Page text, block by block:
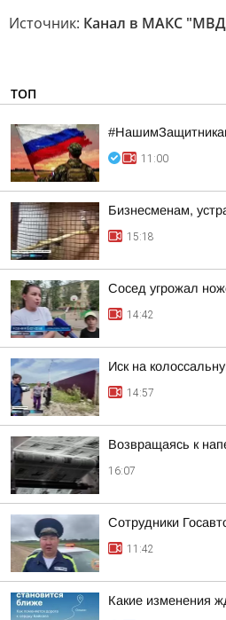
Источник: Канал в МАКС
ТОП
11:00
Бизнесменам,
15:18
Сосед угрожал
14:42
Иск на
14:57
Возвращаясь к
16:07
Сотрудники
11:42
Какие изменения